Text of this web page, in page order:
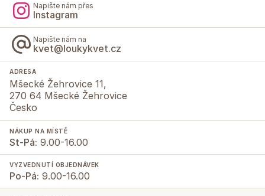
Napište nám přes
Instagram
Napište nám na
kvet@loukykvet.cz
ADRESA
Mšecké Žehrovice 11,
270 64 Mšecké Žehrovice
Česko
NÁKUP NA MÍSTĚ
St-Pá: 9.00-16.00
VYZVEDNUTÍ OBJEDNÁVEK
Po-Pá: 9.00-16.00